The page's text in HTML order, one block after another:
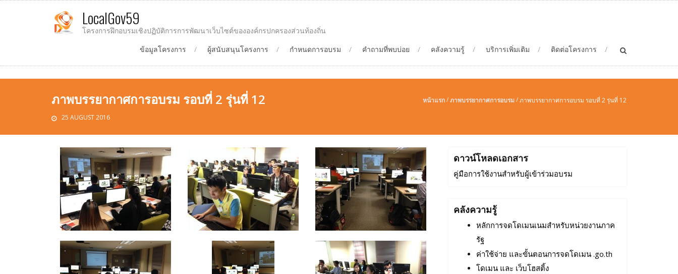
LocalGov59
โครงการฝึกอบรมเชิงปฏิบัติการการพัฒนาเว็บไซต์ขององค์กรปกครองส่วนท้องถิ่น
ข้อมูลโครงการ
ผู้สนับสนุนโครงการ กำหนดการอบรม คำถามที่พบบ่อย คลังความรู้ บริการเพิ่มเติม ติดต่อโครงการ
ภาพบรรยากาศการอบรม รอบที่ 2 รุ่นที่ 12
25 AUGUST 2016
หน้าแรก/ภาพบรรยากาศการอบรม/ภาพบรรยากาศการอบรม รอบที่ 2 รุ่นที่ 12
ดาวน์โหลดเอกสาร
คู่มือการใช้งานสำหรับผู้เข้าร่วมอบรม
คลังความรู้
หลักการจดโดเมนเนมสำหรับหน่วยงานภาค
รัฐ
ค่าใช้จ่าย และขั้นตอนการจดโดเมน .go.th
โดเมน และ เว็บโฮสติ้ง